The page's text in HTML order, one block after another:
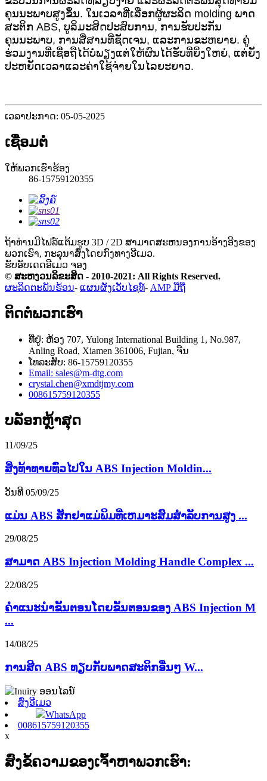
ຄຸນນະພາບສູງຂຶ້ນ. ໃນເວລາທີ່ເລືອກຜູ້ຜະລິດ molding ພາດ
ສະຕິກ ABS, ບູລິມະສິດປະສົບການ, ການຮັບປະກັນ
ຄຸນນະພາບ, ການສື່ສານທີ່ຊັດເຈນ, ແລະການຂະຫຍາຍ. ຄູ່
ຮ່ວມງານທີ່ເຊື່ອຖືໄດ້ບໍ່ພຽງແຕ່ໃຫ້ຜົນໄດ້ຮັບທີ່ຍິ່ງໃຫຍ່, ແຕ່ຍັງ
ປະຫຍັດເວລາແລະຄ່າໃຊ້ຈ່າຍໃນໄລຍະຍາວ.
ເວລາປະກາດ: 05-05-2025
ເຊື່ອມຕໍ່
ໃຫ້ພວກເຮົາຮ້ອງ
86-15759120355
ຖ້າທ່ານມີໄຟລ໌ແຕ້ມຮູບ 3D / 2D ສາມາດສະຫນອງການອ້າງອີງຂອງ
ພວກເຮົາ, ກະລຸນາສົ່ງໂດຍກົງທາງອີເມວ.
ຮັບອັບເດດອີເມວ ຈອງ
© ສະຫງວນລິຂະສິດ - 2010-2021: All Rights Reserved.
ຜະລິດຕະພັນຮ້ອນ- ແຜນຜັງເວັບໄຊທ໌- AMP ມືຖື
ຕິດຕໍ່ພວກເຮົາ
ທີ່ຢູ່: ຫ້ອງ 707, Yulong International Building 1, No.987,
Anling Road, Xiamen 361006, Fujian, ຈີນ
ໂທລະສັບ: 86-15759120355
Email: sales@m-dtg.com
crystal.chen@xmdtjmy.com
008615759120355
ບລັອກຫຼ້າສຸດ
11/09/25
ສິ່ງທ້າທາຍທົ່ວໄປໃນ ABS Injection Moldin...
ວັນທີ 05/09/25
ແມ່ນ ABS ສັກຢາແມ່ພິມທີ່ເຫມາະສົມສໍາລັບການສູງ ...
29/08/25
ສາມາດ ABS Injection Molding Handle Complex ...
22/08/25
ຄໍາແນະນໍາຂັ້ນຕອນໂດຍຂັ້ນຕອນຂອງ ABS Injection M
...
14/08/25
ການສີດ ABS ທຽບກັບພາດສະຕິກອື່ນໆ W...
ສົ່ງອີເມວ
WhatsApp
008615759120355
x
ສົ່ງຂໍ້ຄວາມຂອງເຈົ້າຫາພວກເຮົາ: